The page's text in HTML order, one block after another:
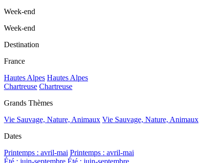
Week-end
Week-end
Destination
France
Hautes Alpes Hautes Alpes
Chartreuse Chartreuse
Grands Thèmes
Vie Sauvage, Nature, Animaux Vie Sauvage, Nature, Animaux
Dates
Printemps : avril-mai Printemps : avril-mai